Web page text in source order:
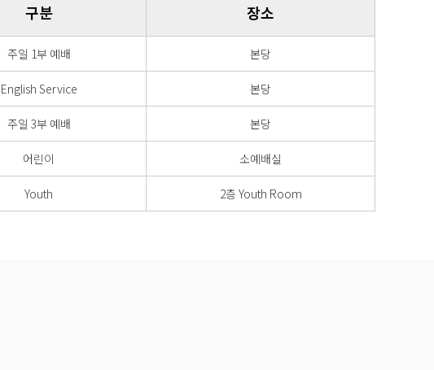
구분 장소
주일 1부 예배 본당
English Service 본당
주일 3부 예배 본당
어린이 소예배실
Youth 2층 Youth Room